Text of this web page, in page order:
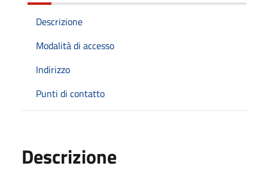
Descrizione
Modalità di accesso
Indirizzo
Punti di contatto
Descrizione